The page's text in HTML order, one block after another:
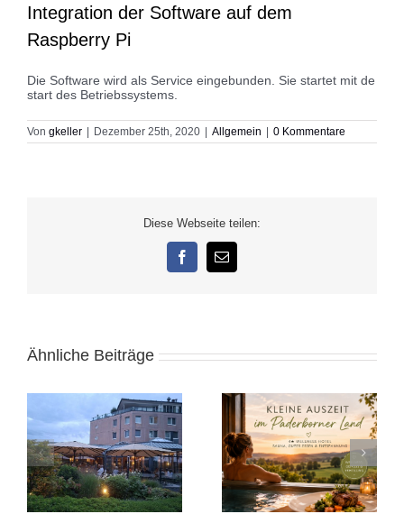
Integration der Software auf dem
Raspberry Pi
Die Software wird als Service eingebunden. Sie startet mit de
start des Betriebssystems.
Von gkeller Dezember 25th, 2020 Allgemein 0 Kommentare
Diese Webseite teilen:
Facebook
E-
Ähnliche Beiträge
Kleine Auszeit in
Ostwestfalen
Alicante November
2025: Sonnige Auszeit